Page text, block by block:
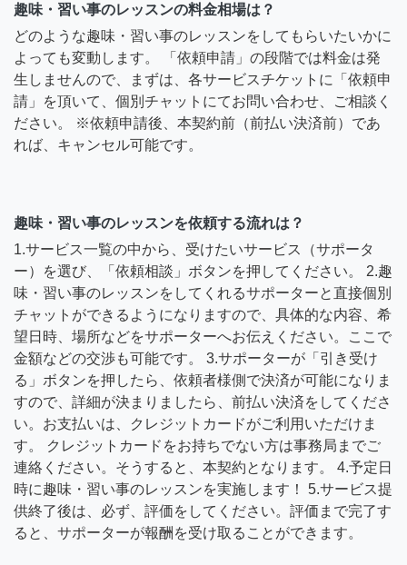
趣味・習い事のレッスンの料金相場は？
どのような趣味・習い事のレッスンをしてもらいたいかに
よっても変動します。 「依頼申請」の段階では料金は発
生しませんので、まずは、各サービスチケットに「依頼申
請」を頂いて、個別チャットにてお問い合わせ、ご相談く
ださい。 ※依頼申請後、本契約前（前払い決済前）であ
れば、キャンセル可能です。
趣味・習い事のレッスンを依頼する流れは？
1.サービス一覧の中から、受けたいサービス（サポータ
ー）を選び、「依頼相談」ボタンを押してください。 2.趣
味・習い事のレッスンをしてくれるサポーターと直接個別
チャットができるようになりますので、具体的な内容、希
望日時、場所などをサポーターへお伝えください。ここで
金額などの交渉も可能です。 3.サポーターが「引き受け
る」ボタンを押したら、依頼者様側で決済が可能になりま
すので、詳細が決まりましたら、前払い決済をしてくださ
い。お支払いは、クレジットカードがご利用いただけま
す。 クレジットカードをお持ちでない方は事務局までご
連絡ください。そうすると、本契約となります。 4.予定日
時に趣味・習い事のレッスンを実施します！ 5.サービス提
供終了後は、必ず、評価をしてください。評価まで完了す
ると、サポーターが報酬を受け取ることができます。